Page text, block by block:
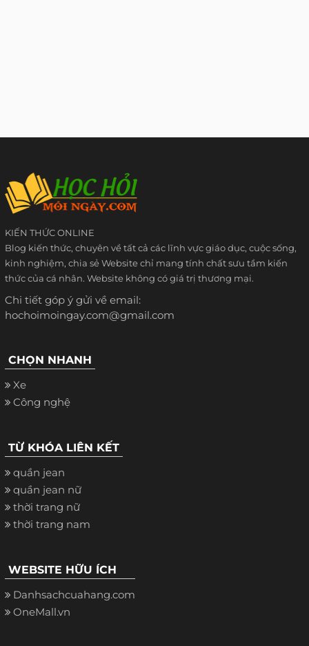
KIẾN THỨC ONLINE
Blog kiến thức, chuyên về tất cả các lĩnh vực giáo dục, cuộc sống,
kinh nghiệm, chia sẻ Website chỉ mang tính chất sưu tầm kiến
thức của cá nhân. Website không có giá trị thương mại.
Chi tiết góp ý gửi về email:
hochoimoingay.com@gmail.com
CHỌN NHANH
Xe
Công nghệ
TỪ KHÓA LIÊN KẾT
quần jean
quần jean nữ
thời trang nữ
thời trang nam
WEBSITE HỮU ÍCH
Danhsachcuahang.com
OneMall.vn